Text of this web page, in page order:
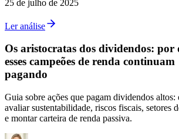
25 de julho de 2025
Ler análise
Os aristocratas dos dividendos: por
esses campeões de renda continuam
pagando
Guia sobre ações que pagam dividendos altos:
avaliar sustentabilidade, riscos fiscais, setores
e montar carteira de renda passiva.